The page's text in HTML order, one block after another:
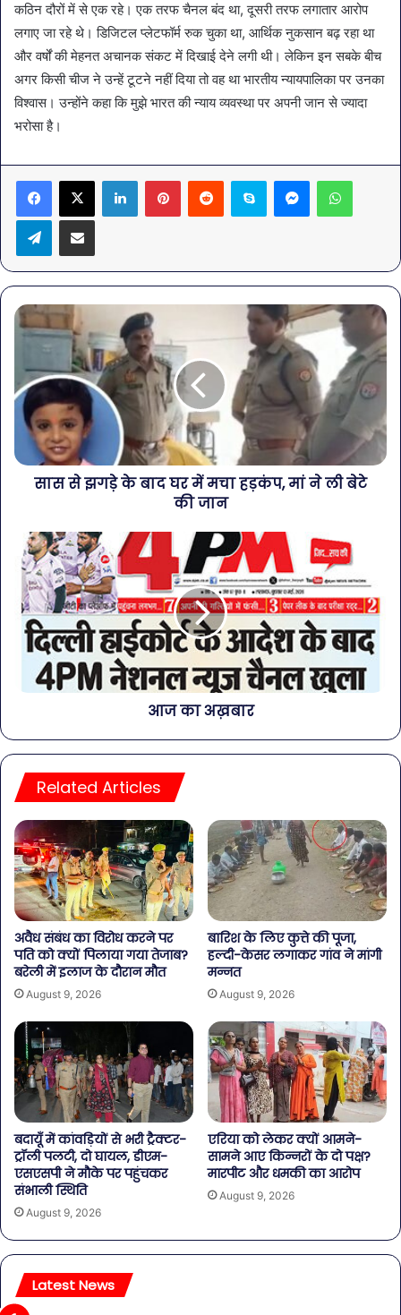
कठिन दौरों में से एक रहे। एक तरफ चैनल बंद था, दूसरी तरफ लगातार आरोप
लगाए जा रहे थे। डिजिटल प्लेटफॉर्म रुक चुका था, आर्थिक नुकसान बढ़ रहा था
और वर्षों की मेहनत अचानक संकट में दिखाई देने लगी थी। लेकिन इन सबके बीच
अगर किसी चीज ने उन्हें टूटने नहीं दिया तो वह था भारतीय न्यायपालिका पर उनका
विश्वास। उन्होंने कहा कि मुझे भारत की न्याय व्यवस्था पर अपनी जान से ज्यादा
भरोसा है।
LinkedInPinterestReddit Skype Messenger
TelegramShare via Email
सास से झगड़े के बाद घर में मचा हड़कंप, मां ने ली बेटे
की जान
आज का अख़बार
Related Articles
अवैध संबंध का विरोध करने पर
पति को क्यों पिलाया गया तेजाब?
बरेली में इलाज के दौरान मौत
August 9, 2026
बारिश के लिए कुत्ते की पूजा,
हल्दी-केसर लगाकर गांव ने मांगी
मन्नत
August 9, 2026
बदायूँ में कांवड़ियों से भरी ट्रैक्टर-
ट्रॉली पलटी, दो घायल, डीएम-
एसएसपी ने मौके पर पहुंचकर
संभाली स्थिति
August 9, 2026
एरिया को लेकर क्यों आमने-
सामने आए किन्नरों के दो पक्ष?
मारपीट और धमकी का आरोप
August 9, 2026
Latest News